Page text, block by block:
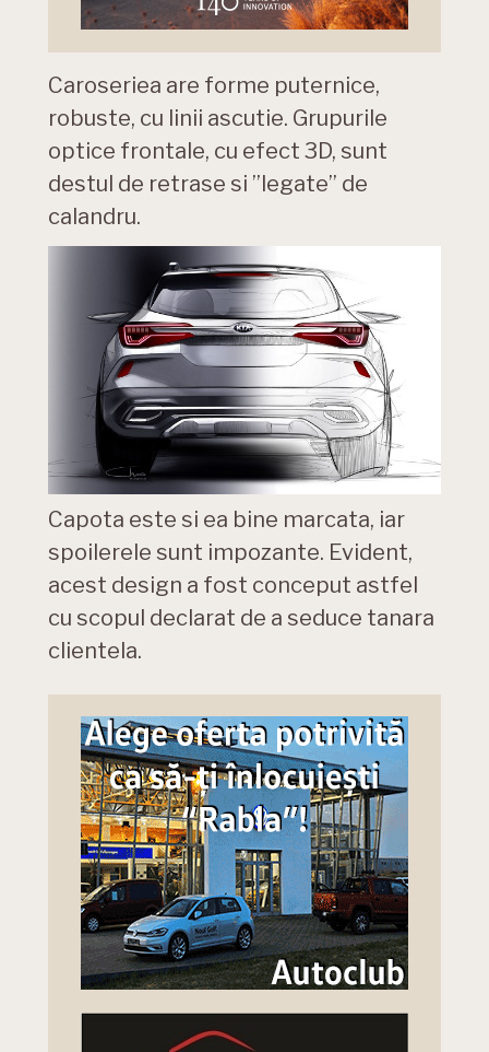
Caroseriea are forme puternice,
robuste, cu linii ascutie. Grupurile
optice frontale, cu efect 3D, sunt
destul de retrase si ”legate” de
calandru.
Capota este si ea bine marcata, iar
spoilerele sunt impozante. Evident,
acest design a fost conceput astfel
cu scopul declarat de a seduce tanara
clientela.